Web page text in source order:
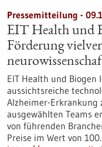
Pressemitteilung -
EIT Health und
Förderung
EIT Health und Biogen
aussichtsreiche
Alzheimer-Erkrankung
ausgewählten Teams
von führenden
Preise im Wert von